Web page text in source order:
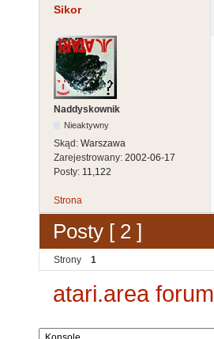
Sikor
Naddyskownik
Nieaktywny
Skąd: Warszawa
Zarejestrowany: 2002-06-17
Posty: 11,122
Strona
Posty [ 2 ]
Strony 1
atari.area forum